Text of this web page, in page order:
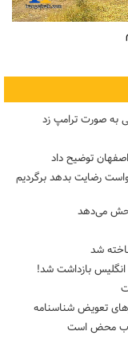
به صورت ترامپ زد
رضایت بدهد برگردیم
فحش می‌دهد
انگلیس بازداشت شد!
تعویض شناسنامه
کذب محض است